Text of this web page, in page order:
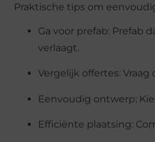
Praktische tips om
Ga voor prefab: Prefab
verlaagt.
Vergelijk offertes:
Eenvoudig ontwerp:
Efficiënte plaatsing: